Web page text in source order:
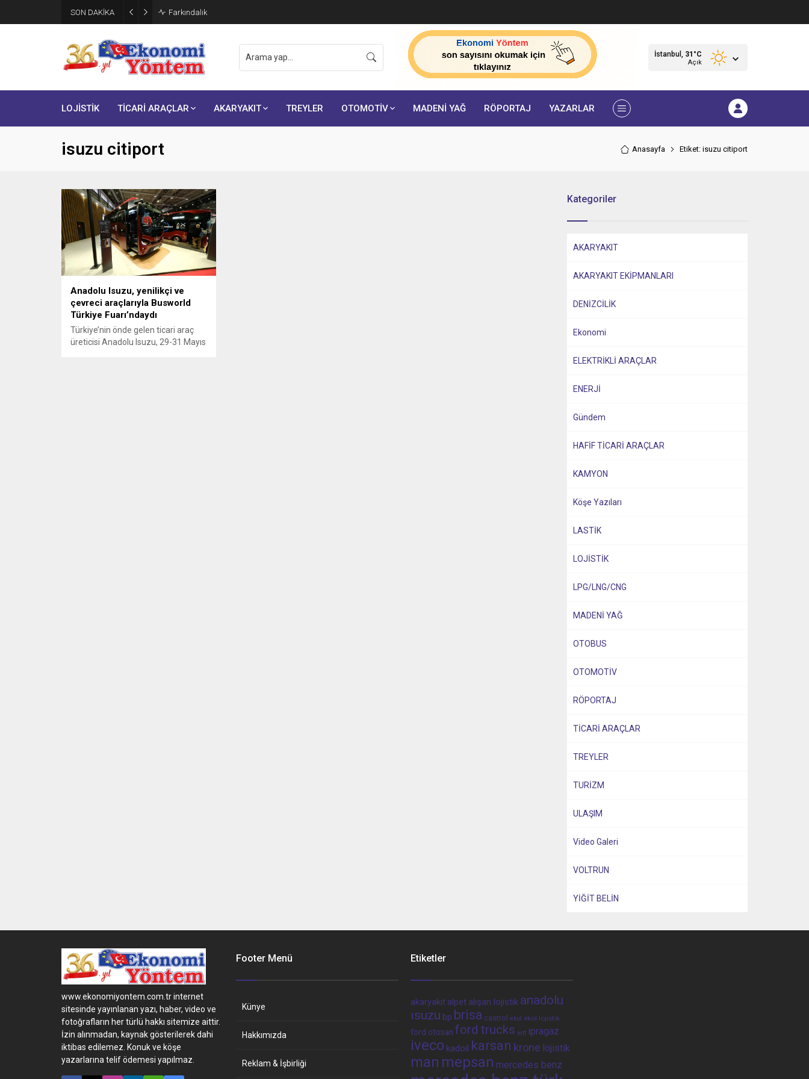
SON DAKİKA Farkındalık
İstanbul, 31 °C
Açık
LOJİSTİK TİCARİ ARAÇLAR AKARYAKIT TREYLER OTOMOTİV MADENİ YAĞ RÖPORTAJ YAZARLAR
isuzu citiport Anasayfa Etiket: isuzu citiport
Anadolu Isuzu, yenilikçi ve
çevreci araçlarıyla Busworld
Türkiye Fuarı’ndaydı
Türkiye’nin önde gelen ticari araç
üreticisi Anadolu Isuzu, 29-31 Mayıs
Kategoriler
AKARYAKIT
AKARYAKIT EKİPMANLARI
DENİZCİLİK
Ekonomi
ELEKTRİKLİ ARAÇLAR
ENERJİ
Gündem
HAFİF TİCARİ ARAÇLAR
KAMYON
Köşe Yazıları
LASTİK
LOJİSTİK
LPG/LNG/CNG
MADENİ YAĞ
OTOBUS
OTOMOTİV
RÖPORTAJ
TİCARİ ARAÇLAR
TREYLER
TURİZM
ULAŞIM
Video Galeri
VOLTRUN
YİĞİT BELİN
www.ekonomiyontem.com.tr internet
sitesinde yayınlanan yazı, haber, video ve
fotoğrafların her türlü hakkı sitemize aittir.
İzin alınmadan, kaynak gösterilerek dahi
iktibas edilemez. Konuk ve köşe
yazarlarına telif ödemesi yapılmaz.
Footer Menü
Künye
Hakkımızda
Reklam & İşbirliği
Etiketler
akaryakıt alpet alışan lojistik anadolu
ısuzu bp brisa castrol ekol ekol lojistik
ford otosan ford trucks iett ipragaz
iveco kadoil karsan krone lojistik
man mepsan mercedes benz